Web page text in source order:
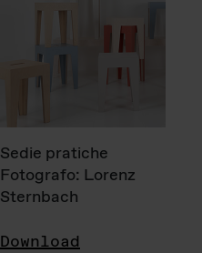
Sedie pratiche
Fotografo: Lorenz
Sternbach
Download